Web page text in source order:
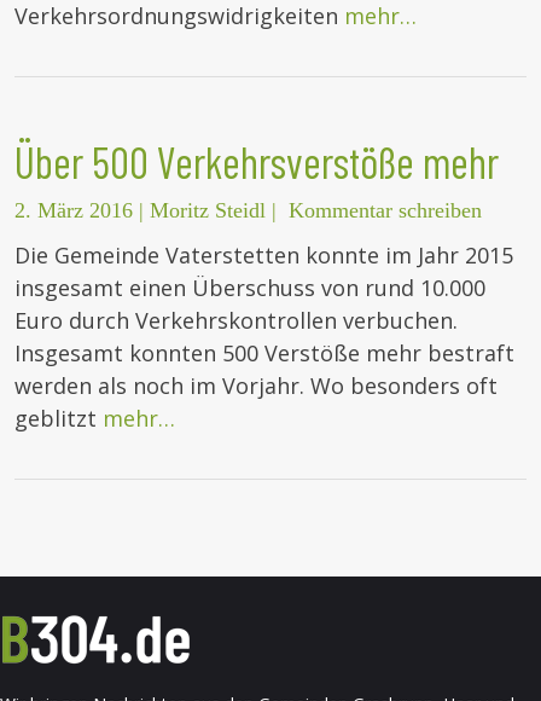
Verkehrsordnungswidrigkeiten mehr…
Über 500 Verkehrsverstöße mehr
2. März 2016 | Moritz Steidl | Kommentar schreiben
Die Gemeinde Vaterstetten konnte im Jahr 2015
insgesamt einen Überschuss von rund 10.000
Euro durch Verkehrskontrollen verbuchen.
Insgesamt konnten 500 Verstöße mehr bestraft
werden als noch im Vorjahr. Wo besonders oft
geblitzt mehr…